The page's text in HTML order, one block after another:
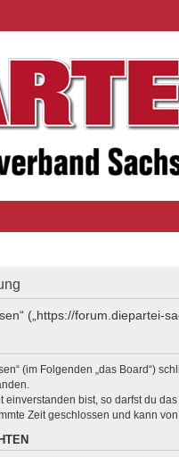
(„https://
(im Folgenden „das Board“)
bist, so darfst du
Zeit geschlossen und kann